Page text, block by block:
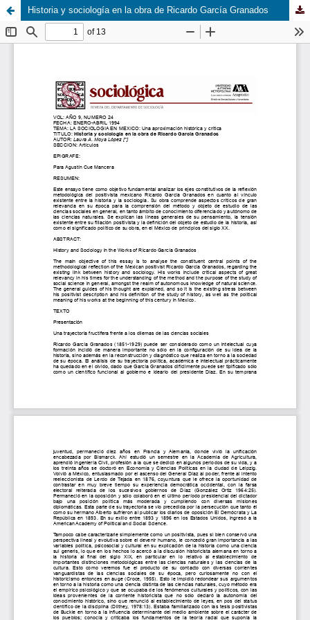
Historia y sociología en la obra de Ricardo García Granados